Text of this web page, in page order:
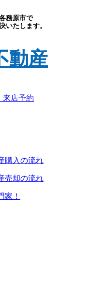
務原市で
いたします。
動産
購入の流れ
売却の流れ
家！